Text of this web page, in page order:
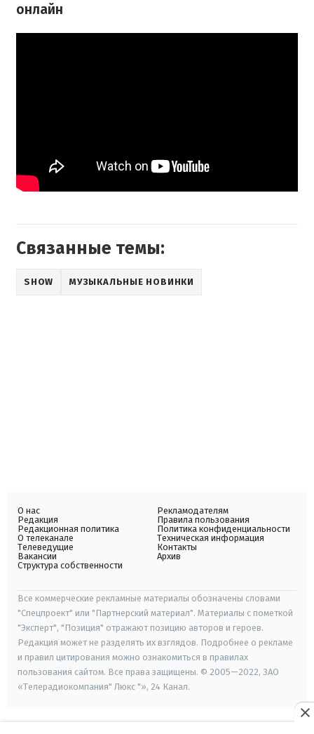
онлайн
Связанные темы:
SHOW МУЗЫКАЛЬНЫЕ НОВИНКИ
О нас
Редакция
Редакционная политика
О телеканале
Телеведущие
Вакансии
Структура собственности
Рекламодателям
Правила пользования
Политика конфиденциальности
Техническая информация
Контакты
Архив
Все коммерческие рекламные материалы обозначены словами
"Спецпроект" или "Партнерский материал". Материалы с пометкой
"Эксперт", "Позиция" отражают позицию авторов и героев.
Редакция может не разделять их взглядов. Подробнее о рекламе
и правил цитирования можно ознакомиться в правилах
пользования сайтом. Все права защищены. © 2005—2022, ЗАО
«Телерадиокомпания" Люкс "», 24 Канал.